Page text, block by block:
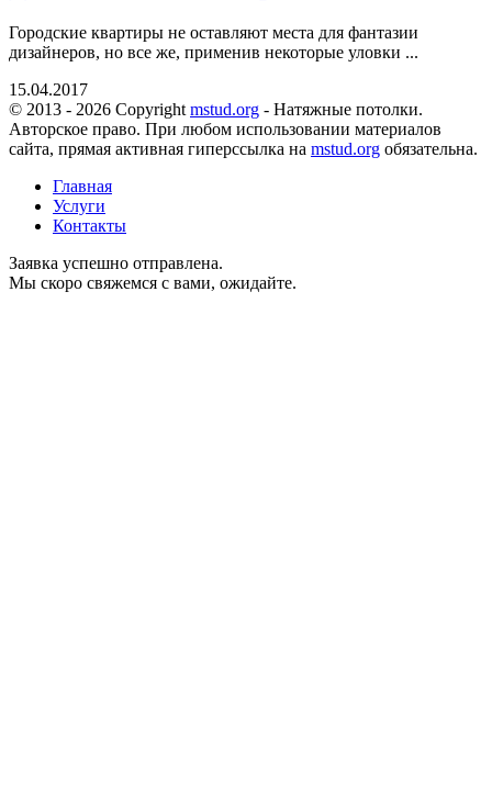
Городские квартиры не оставляют места для фантазии
дизайнеров, но все же, применив некоторые уловки ...
15.04.2017
© 2013 - 2026 Copyright mstud.org - Натяжные потолки.
Авторское право. При любом использовании материалов
сайта, прямая активная гиперссылка на mstud.org обязательна.
Главная
Услуги
Контакты
Заявка успешно отправлена.
Мы скоро свяжемся с вами, ожидайте.